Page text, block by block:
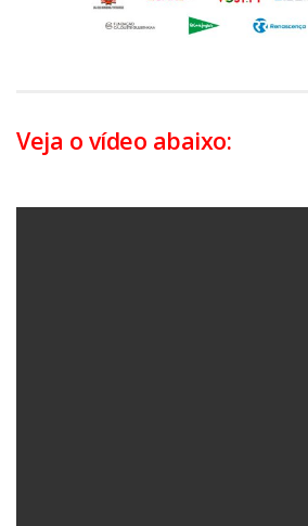
Veja o vídeo abaixo: